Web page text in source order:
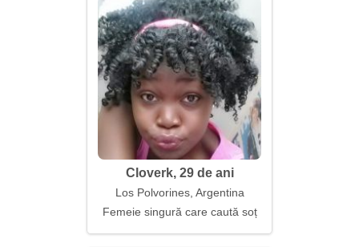
Cloverk, 29 de ani
Los Polvorines, Argentina
Femeie singură care caută soț